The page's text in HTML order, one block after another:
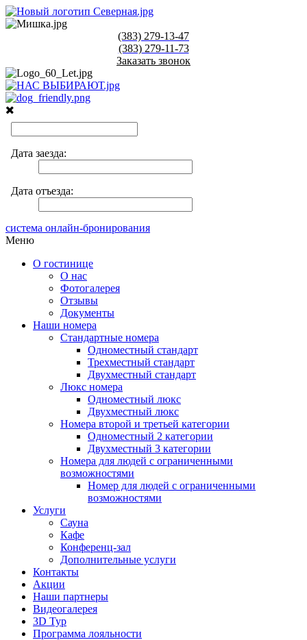
(383) 279-13-47
(383)279-11-73
Заказать звонок
система онлайн-бронирования
Меню
О гостинице
О нас
Фотогалерея
Отзывы
Документы
Наши номера
Стандартные номера
Одноместный стандарт
Трехместный стандарт
Двухместный стандарт
Люкс номера
Одноместный люкс
Двухместный люкс
Номера второй и третьей категории
Одноместный 2 категории
Двухместный 3 категории
Номера для людей с ограниченными
возможностями
Номер для людей с ограниченными
возможностями
Услуги
Сауна
Кафе
Конференц-зал
Дополнительные услуги
Контакты
Акции
Наши партнеры
Видеогалерея
3D Тур
Программа лояльности